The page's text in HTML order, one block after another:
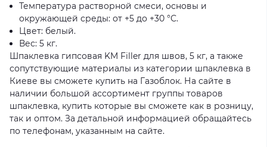
Температура растворной смеси, основы и
окружающей среды: от +5 до +30 °С.
Цвет: белый.
Вес: 5 кг.
Шпаклевка гипсовая KM Filler для швов, 5 кг, а также
сопутствующие материалы из категории шпаклевка в
Киеве вы сможете купить на Газоблок. На сайте в
наличии большой ассортимент группы товаров
шпаклевка, купить которые вы сможете как в розницу,
так и оптом. За детальной информацией обращайтесь
по телефонам, указанным на сайте.